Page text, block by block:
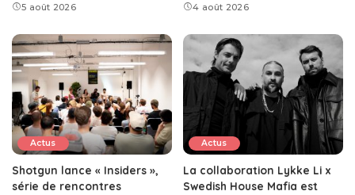
5 août 2026 4 août 2026
Actus
Shotgun lance « Insiders »,
série de rencontres
Actus
La collaboration Lykke Li x
Swedish House Mafia est